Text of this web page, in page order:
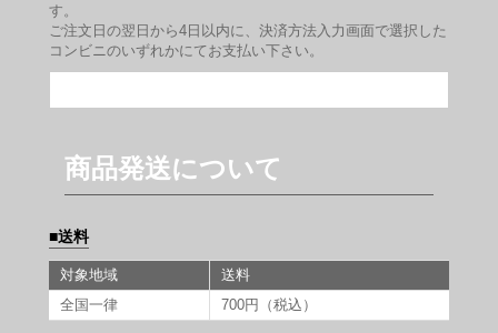
す。
ご注文日の翌日から4日以内に、決済方法入力画面で選択した
コンビニのいずれかにてお支払い下さい。
商品発送について
送料
対象地域
送料
全国一律
700円（税込）